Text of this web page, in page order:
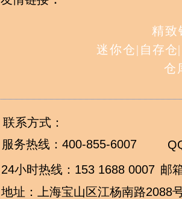
邮
精致
迷你仓| 自存仓|
仓
服务热线： 400-855-6007
24小时热线： 153 1688 0007
地址：上海宝山区江杨南路2088
联系方式：